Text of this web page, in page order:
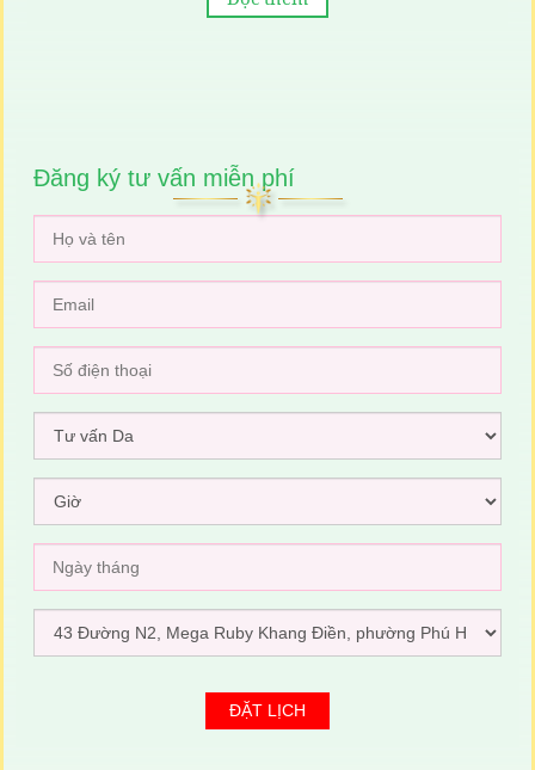
Đăng ký tư vấn miễn phí